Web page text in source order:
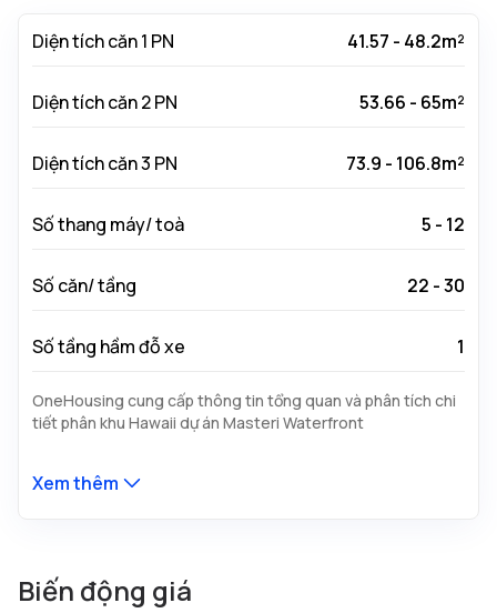
Diện tích căn 1 PN 41.57 - 48.2m²
Diện tích căn 2 PN 53.66 - 65m²
Diện tích căn 3 PN 73.9 - 106.8m²
Số thang máy/ toà 5 - 12
Số căn/ tầng 22 - 30
Số tầng hầm đỗ xe 1
OneHousing cung cấp thông tin tổng quan và phân tích chi
tiết phân khu Hawaii dự án Masteri Waterfront
Xem thêm
Biến động giá